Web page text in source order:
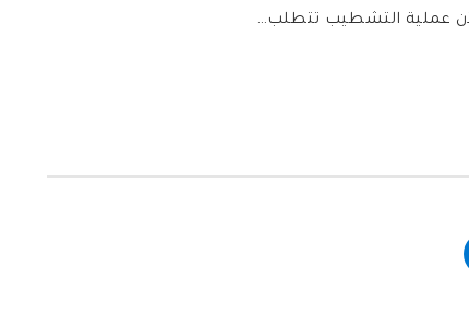
عملية التشطيب تتطلب…